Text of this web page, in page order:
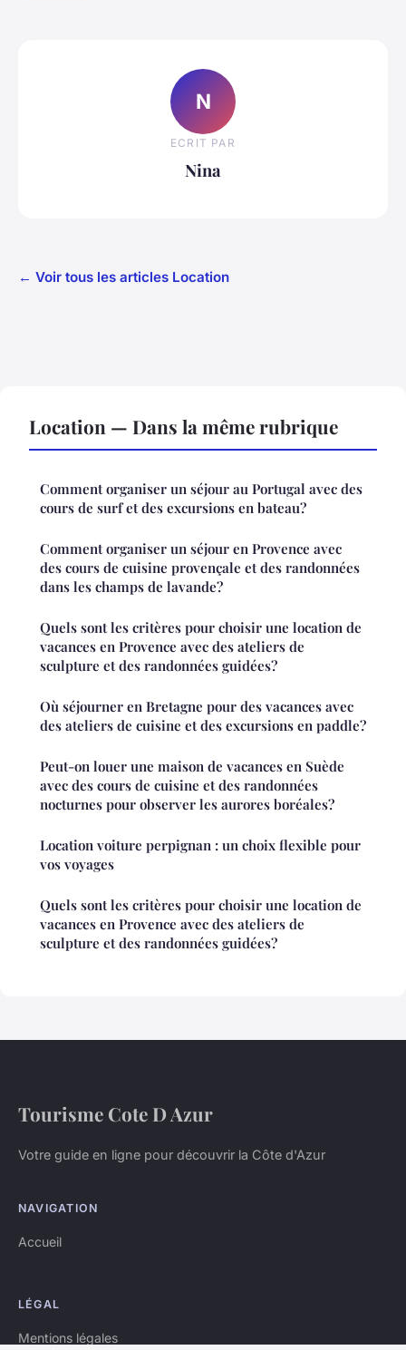
N
ECRIT PAR
Nina
← Voir tous les articles Location
Location — Dans la même rubrique
Comment organiser un séjour au Portugal avec des
cours de surf et des excursions en bateau?
Comment organiser un séjour en Provence avec
des cours de cuisine provençale et des randonnées
dans les champs de lavande?
Quels sont les critères pour choisir une location de
vacances en Provence avec des ateliers de
sculpture et des randonnées guidées?
Où séjourner en Bretagne pour des vacances avec
des ateliers de cuisine et des excursions en paddle?
Peut-on louer une maison de vacances en Suède
avec des cours de cuisine et des randonnées
nocturnes pour observer les aurores boréales?
Location voiture perpignan : un choix flexible pour
vos voyages
Quels sont les critères pour choisir une location de
vacances en Provence avec des ateliers de
sculpture et des randonnées guidées?
Tourisme Cote D Azur
Votre guide en ligne pour découvrir la Côte d'Azur
NAVIGATION
Accueil
LÉGAL
Mentions légales